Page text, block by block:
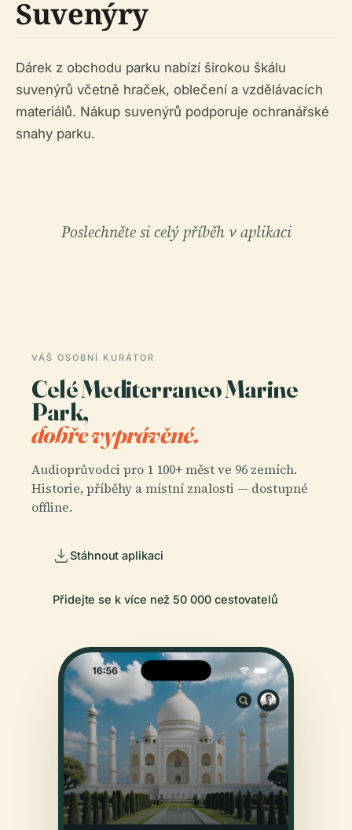
Suvenýry
Dárek z obchodu parku nabízí širokou škálu
suvenýrů včetně hraček, oblečení a vzdělávacích
materiálů. Nákup suvenýrů podporuje ochranářské
snahy parku.
Poslechněte si celý příběh v aplikaci
VÁŠ OSOBNÍ KURÁTOR
Celé Mediterraneo Marine
Park,
dobře vyprávěné.
Audioprůvodci pro 1 100+ měst ve 96 zemích.
Historie, příběhy a místní znalosti — dostupné
offline.
Stáhnout aplikaci
Přidejte se k více než 50 000 cestovatelů